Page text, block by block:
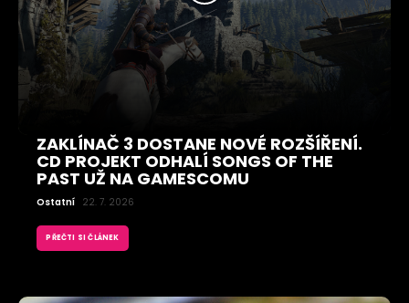
ZAKLÍNAČ 3 DOSTANE NOVÉ ROZŠÍŘENÍ.
CD PROJEKT ODHALÍ SONGS OF THE
PAST UŽ NA GAMESCOMU
Ostatní 22. 7. 2026
PŘEČTI SI ČLÁNEK